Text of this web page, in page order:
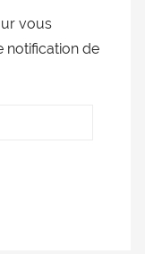
vous
notification de